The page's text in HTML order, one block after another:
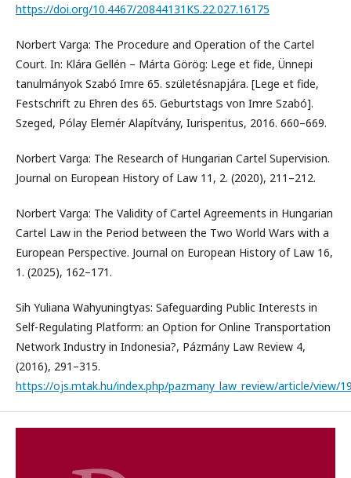
https://doi.org/10.4467/20844131KS.22.027.16175
Norbert Varga: The Procedure and Operation of the Cartel
Court. In: Klára Gellén – Márta Görög: Lege et fide, Ünnepi
tanulmányok Szabó Imre 65. születésnapjára. [Lege et fide,
Festschrift zu Ehren des 65. Geburtstags von Imre Szabó].
Szeged, Pólay Elemér Alapítvány, Iurisperitus, 2016. 660–669.
Norbert Varga: The Research of Hungarian Cartel Supervision.
Journal on European History of Law 11, 2. (2020), 211–212.
Norbert Varga: The Validity of Cartel Agreements in Hungarian
Cartel Law in the Period between the Two World Wars with a
European Perspective. Journal on European History of Law 16,
1. (2025), 162–171.
Sih Yuliana Wahyuningtyas: Safeguarding Public Interests in
Self-Regulating Platform: an Option for Online Transportation
Network Industry in Indonesia?, Pázmány Law Review 4,
(2016), 291–315.
https://ojs.mtak.hu/index.php/pazmany_law_review/article/view/